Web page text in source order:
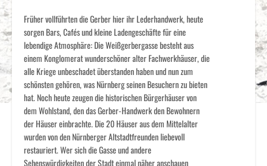
Früher vollführten die Gerber hier ihr Lederhandwerk, heute
sorgen Bars, Cafés und kleine Ladengeschäfte für eine
lebendige Atmosphäre: Die Weißgerbergasse besteht aus
einem Konglomerat wunderschöner alter Fachwerkhäuser, die
alle Kriege unbeschadet überstanden haben und nun zum
schönsten gehören, was Nürnberg seinen Besuchern zu bieten
hat. Noch heute zeugen die historischen Bürgerhäuser von
dem Wohlstand, den das Gerber-Handwerk den Bewohnern
der Häuser einbrachte. Die 20 Häuser aus dem Mittelalter
wurden von den Nürnberger Altstadtfreunden liebevoll
restauriert. Wer sich die Gasse und andere
Sehenswürdigkeiten der Stadt einmal näher anschauen